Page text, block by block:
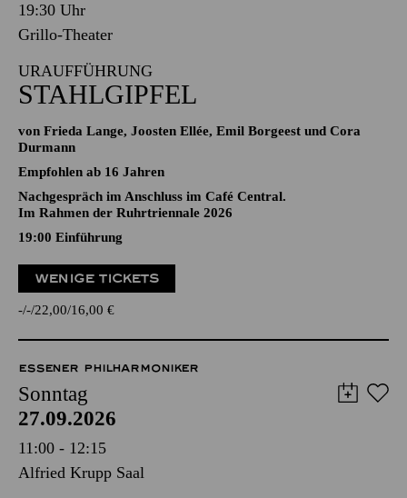
19:30 Uhr
Grillo-Theater
URAUFFÜHRUNG
STAHLGIPFEL
von Frieda Lange, Joosten Ellée, Emil Borgeest und Cora
Durmann
Empfohlen ab 16 Jahren
Nachgespräch im Anschluss im Café Central.
Im Rahmen der Ruhrtriennale 2026
19:00 Einführung
WENIGE TICKETS
- - 22,00 16,00 €
ESSENER PHILHARMONIKER
Sonntag
27.09.2026
11:00 - 12:15
Alfried Krupp Saal